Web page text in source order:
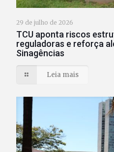
29 de julho de 2026
TCU aponta riscos
reguladoras e reforça
Sinagências
Leia mais